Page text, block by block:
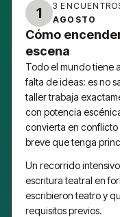
1
3
AGOSTO
Cómo
escena
Todo el mundo tiene
falta de ideas: es no
taller trabaja
con potencia
convierta en
breve que tenga
Un recorrido
escritura teatral en
escribieron teatro y
requisitos previos.